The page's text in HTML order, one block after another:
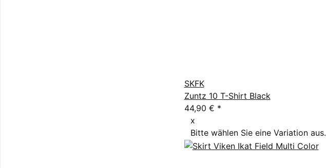
SKFK
Zuntz 10 T-Shirt Black
44,90 € *
x
Bitte wählen Sie eine Variation aus.